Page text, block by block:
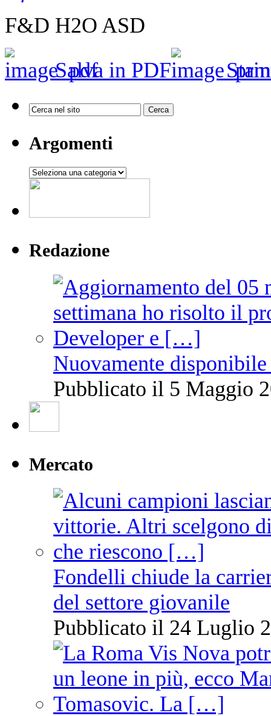
F&D H2O ASD
Salva in PDF
Argomenti
Argomenti
Redazione
Nuovamente
Pubblicato il 5 Maggio
Mercato
Fondelli chiude la
del settore giovanile
Pubblicato il 24 Luglio